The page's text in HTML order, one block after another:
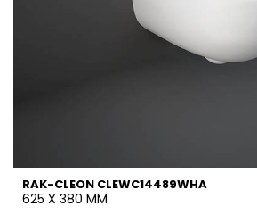
RAK-CLEON CLEWC14489WHA
625 X 380 MM